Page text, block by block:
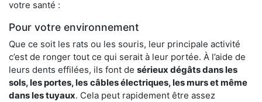
votre santé :
Pour votre environnement
Que ce soit les rats ou les souris, leur principale activité
c’est de ronger tout ce qui serait à leur portée. À l’aide de
leurs dents effilées, ils font de sérieux dégâts dans les
sols, les portes, les câbles électriques, les murs et même
dans les tuyaux. Cela peut rapidement être assez